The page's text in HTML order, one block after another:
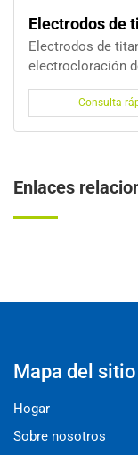
para
de
Enlaces
Mapa del sitio
Hogar
Sobre nosotros